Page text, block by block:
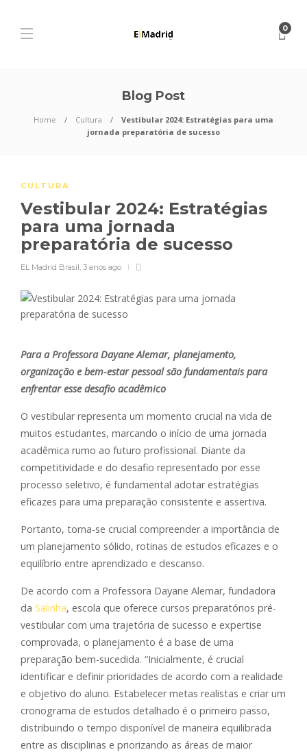
0
Blog Post
Home Cultura
Vestibular 2024: Estratégias para uma
jornada preparatória de sucesso
CULTURA
Vestibular 2024: Estratégias
para uma jornada
preparatória de sucesso
EL Madrid Brasil, 3 anos ago
Para a Professora Dayane Alemar, planejamento,
organização e bem-estar pessoal são fundamentais para
enfrentar esse desafio acadêmico
O vestibular representa um momento crucial na vida de
muitos estudantes, marcando o início de uma jornada
acadêmica rumo ao futuro profissional. Diante da
competitividade e do desafio representado por esse
processo seletivo, é fundamental adotar estratégias
eficazes para uma preparação consistente e assertiva.
Portanto, torna-se crucial compreender a importância de
um planejamento sólido, rotinas de estudos eficazes e o
equilíbrio entre aprendizado e descanso.
De acordo com a Professora Dayane Alemar, fundadora
da Salinha, escola que oferece cursos preparatórios pré-
vestibular com uma trajetória de sucesso e expertise
comprovada, o planejamento é a base de uma
preparação bem-sucedida. “Inicialmente, é crucial
identificar e definir prioridades de acordo com a realidade
e objetivo do aluno. Estabelecer metas realistas e criar um
cronograma de estudos detalhado é o primeiro passo,
distribuindo o tempo disponível de maneira equilibrada
entre as disciplinas e priorizando as áreas de maior